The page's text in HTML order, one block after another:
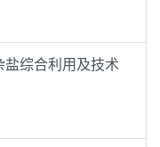
综合利用及技术